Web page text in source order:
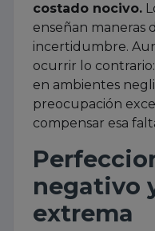
costado nocivo.
enseñan maneras
incertidumbre.
ocurrir lo
en ambientes
preocupación
compensar esa
negativo
extrema